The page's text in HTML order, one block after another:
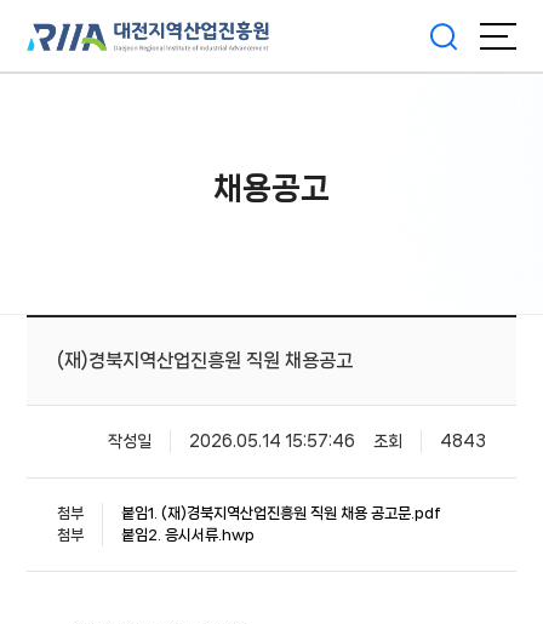
채용공고
(재)경북지역산업진흥원 직원 채용공고
작성일 2026.05.14 15:57:46 조회 4843
첨부
붙임1. (재)경북지역산업진흥원 직원 채용 공고문.pdf
첨부
붙임2. 응시서류.hwp